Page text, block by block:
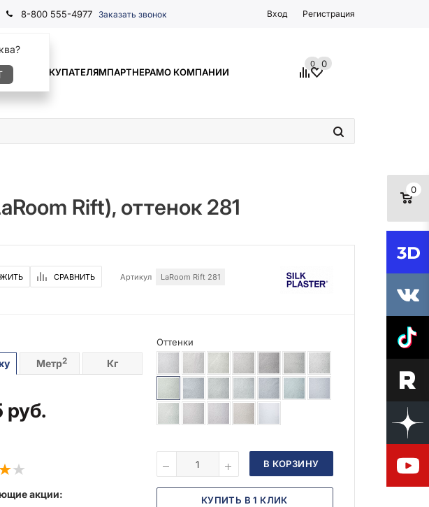
8-800 555-4977 Заказать звонок Вход Регистрация
ПОКУПАТЕЛЯМПАРТНЕРАМО КОМПАНИИ
0 0
0
Rift), оттенок 281
СРАВНИТЬ Артикул LaRoom Rift 281
Метр2 Кг
руб.
акции:
Оттенки
В КОРЗИНУ
КУПИТЬ В 1 КЛИК